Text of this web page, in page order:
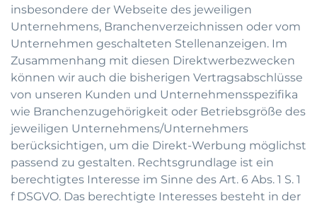
insbesondere der Webseite des jeweiligen
Unternehmens, Branchenverzeichnissen oder vom
Unternehmen geschalteten Stellenanzeigen. Im
Zusammenhang mit diesen Direktwerbezwecken
können wir auch die bisherigen Vertragsabschlüsse
von unseren Kunden und Unternehmensspezifika
wie Branchenzugehörigkeit oder Betriebsgröße des
jeweiligen Unternehmens/Unternehmers
berücksichtigen, um die Direkt-Werbung möglichst
passend zu gestalten. Rechtsgrundlage ist ein
berechtigtes Interesse im Sinne des Art. 6 Abs. 1 S. 1
f DSGVO. Das berechtigte Interesses besteht in der